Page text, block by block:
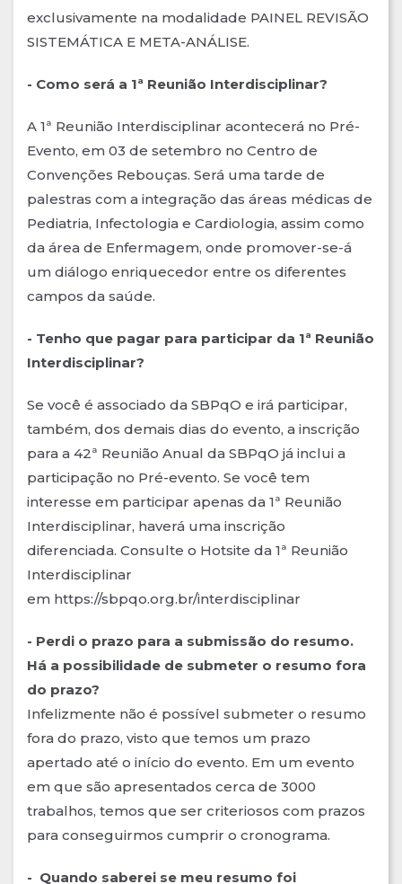
exclusivamente na modalidade PAINEL REVISÃO
SISTEMÁTICA E META-ANÁLISE.
- Como será a 1ª Reunião Interdisciplinar?
A 1ª Reunião Interdisciplinar acontecerá no Pré-
Evento, em 03 de setembro no Centro de
Convenções Rebouças. Será uma tarde de
palestras com a integração das áreas médicas de
Pediatria, Infectologia e Cardiologia, assim como
da área de Enfermagem, onde promover-se-á
um diálogo enriquecedor entre os diferentes
campos da saúde.
- Tenho que pagar para participar da 1ª Reunião
Interdisciplinar?
Se você é associado da SBPqO e irá participar,
também, dos demais dias do evento, a inscrição
para a 42ª Reunião Anual da SBPqO já inclui a
participação no Pré-evento. Se você tem
interesse em participar apenas da 1ª Reunião
Interdisciplinar, haverá uma inscrição
diferenciada. Consulte o Hotsite da 1ª Reunião
Interdisciplinar
em https://sbpqo.org.br/interdisciplinar
- Perdi o prazo para a submissão do resumo.
Há a possibilidade de submeter o resumo fora
do prazo?
Infelizmente não é possível submeter o resumo
fora do prazo, visto que temos um prazo
apertado até o início do evento. Em um evento
em que são apresentados cerca de 3000
trabalhos, temos que ser criteriosos com prazos
para conseguirmos cumprir o cronograma.
- Quando saberei se meu resumo foi